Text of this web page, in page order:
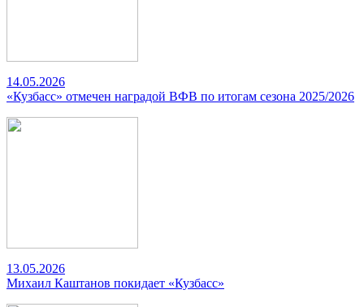
14.05.2026
«Кузбасс» отмечен наградой ВФВ по итогам сезона 2025/2026
13.05.2026
Михаил Каштанов покидает «Кузбасс»